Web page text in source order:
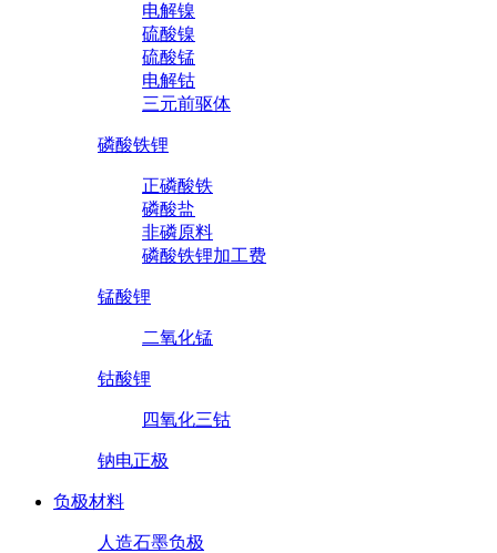
电解镍
硫酸镍
硫酸锰
电解钴
三元前驱体
磷酸铁锂
正磷酸铁
磷酸盐
非磷原料
磷酸铁锂加工费
锰酸锂
二氧化锰
钴酸锂
四氧化三钴
钠电正极
负极材料
人造石墨负极